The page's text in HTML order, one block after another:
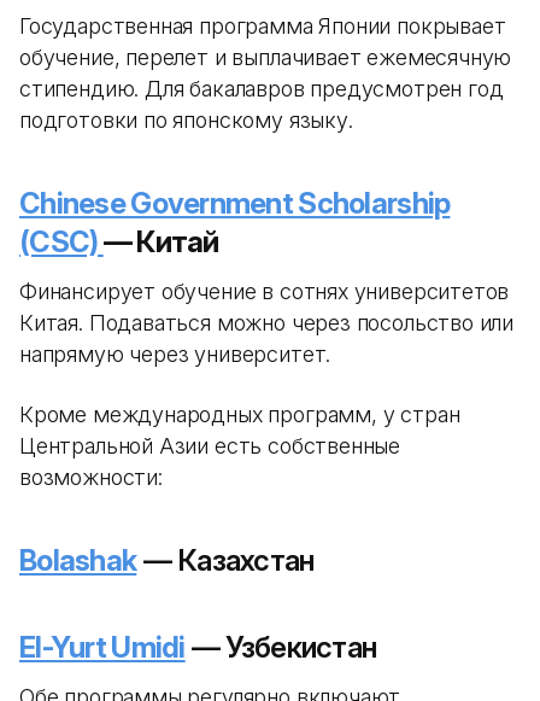
Государственная программа Японии покрывает
обучение, перелет и выплачивает ежемесячную
стипендию. Для бакалавров предусмотрен год
подготовки по японскому языку.
Chinese Government Scholarship
(CSC)— Китай
Финансирует обучение в сотнях университетов
Китая. Подаваться можно через посольство или
напрямую через университет.
Кроме международных программ, у стран
Центральной Азии есть собственные
возможности:
Bolashak— Казахстан
El-Yurt Umidi — Узбекистан